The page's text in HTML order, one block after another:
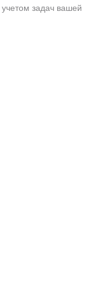
задач вашей